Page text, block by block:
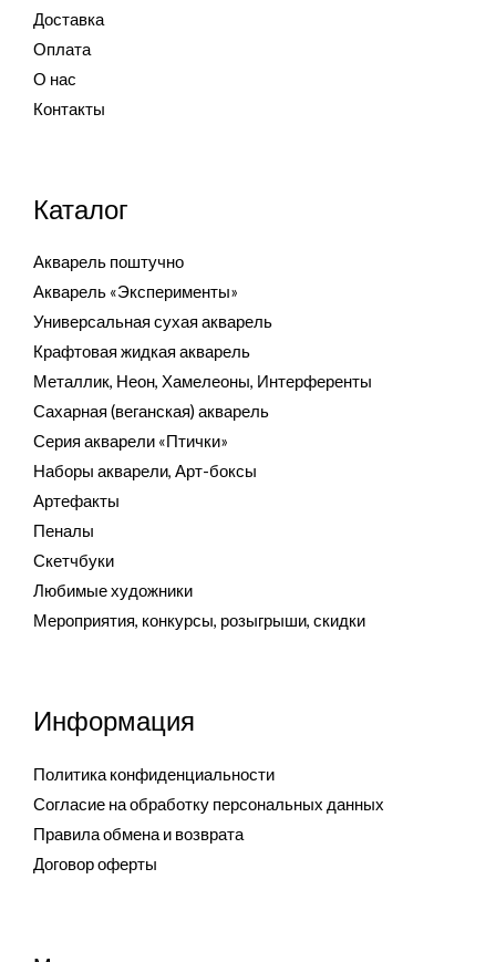
Доставка
Оплата
О нас
Контакты
Каталог
Акварель поштучно
Акварель «Эксперименты»
Универсальная сухая акварель
Крафтовая жидкая акварель
Металлик, Неон, Хамелеоны, Интерференты
Сахарная (веганская) акварель
Серия акварели «Птички»
Наборы акварели, Арт-боксы
Артефакты
Пеналы
Скетчбуки
Любимые художники
Мероприятия, конкурсы, розыгрыши, скидки
Информация
Политика конфиденциальности
Согласие на обработку персональных данных
Правила обмена и возврата
Договор оферты